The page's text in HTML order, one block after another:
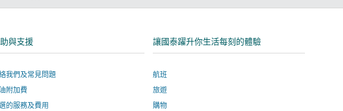
郵
結
將
新
視
窗
領
結
於
視
與支援
我們及常見問題
附加費
的服務及費用
讓國泰躍升你生活每刻的體驗
航班
旅遊
購物